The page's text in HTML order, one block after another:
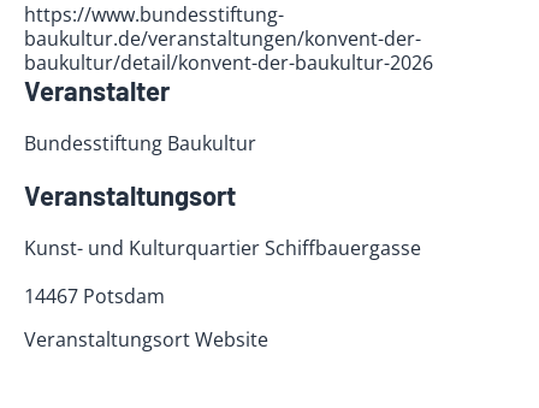
https://www.bundesstiftung-
baukultur.de/veranstaltungen/konvent-der-
baukultur/detail/konvent-der-baukultur-2026
Veranstalter
Bundesstiftung Baukultur
Veranstaltungsort
Kunst- und Kulturquartier Schiffbauergasse
14467 Potsdam
Veranstaltungsort Website